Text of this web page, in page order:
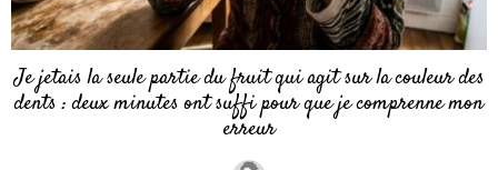
Je jetais la seule partie du fruit qui agit sur la couleur des
dents : deux minutes ont suffi pour que je comprenne mon
erreur